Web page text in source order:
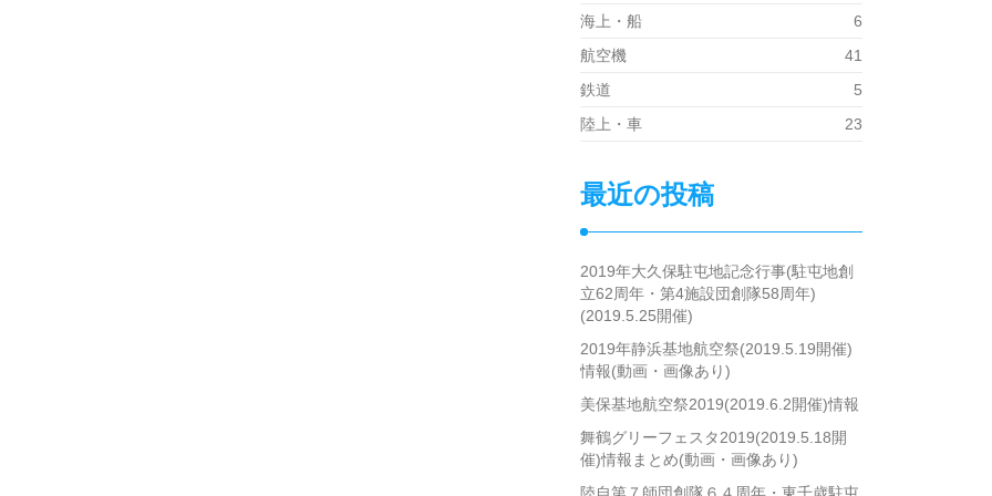
海上・船
6
航空機
41
鉄道
5
陸上・車
23
最近の投稿
2019年大久保駐屯地記念行事(駐屯地創
立62周年・第4施設団創隊58周年)
(2019.5.25開催)
2019年静浜基地航空祭(2019.5.19開催)
情報(動画・画像あり)
美保基地航空祭2019(2019.6.2開催)情報
舞鶴グリーフェスタ2019(2019.5.18開
催)情報まとめ(動画・画像あり)